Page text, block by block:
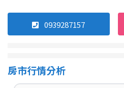
0939287157
房市行情分析